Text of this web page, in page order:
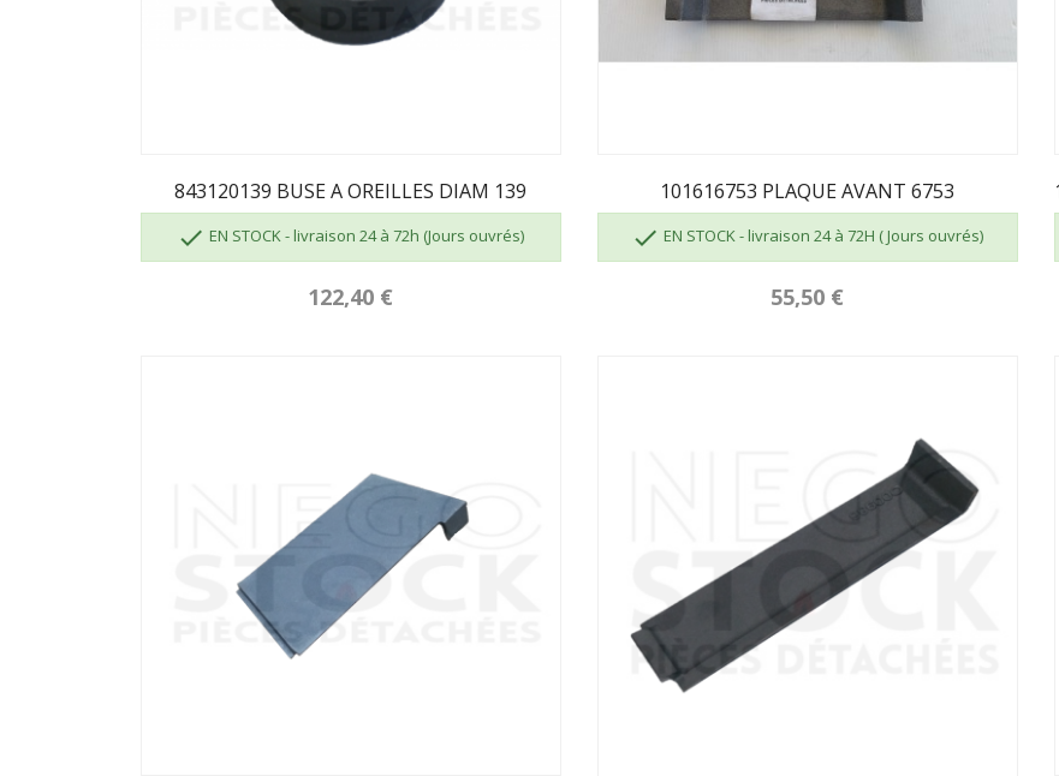
843120139 BUSE A OREILLES DIAM 139
 EN STOCK - livraison 24 à 72h (Jours ouvrés)
122,40 €
101616753 PLAQUE AVANT 6753
 EN STOCK - livraison 24 à 72H ( Jours ouvrés)
55,50 €